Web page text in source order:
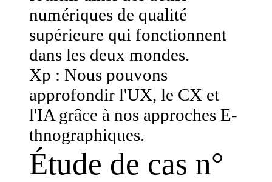
numériques de qualité
supérieure qui fonctionnent
dans les deux mondes.
Xp : Nous pouvons
approfondir l'UX, le CX et
l'IA grâce à nos approches E-
thnographiques.
Étude de cas n°